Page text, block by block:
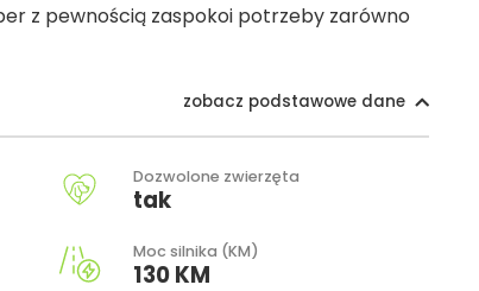
z pewnością zaspokoi potrzeby zarówno
zobacz podstawowe dane
Dozwolone zwierzęta
tak
Moc silnika (KM)
130 KM